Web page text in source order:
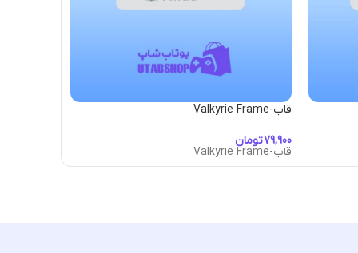
قاب-Valkyrie Frame
تومان
قاب-Valkyrie Frame